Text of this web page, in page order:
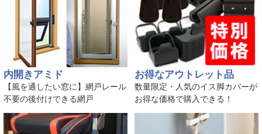
内開きアミド
【風を通したい窓に】網戸レール
不要の後付けできる網戸
お得なアウトレット品
数量限定・人気のイス脚カバーが
お得な価格で購入できる！